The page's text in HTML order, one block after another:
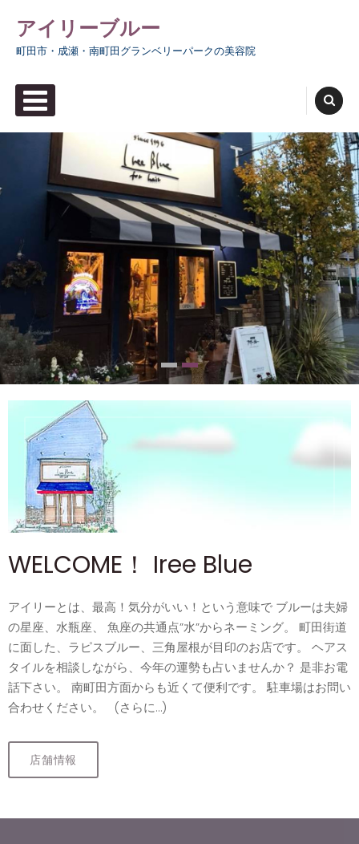
content
アイリーブルー
町田市・成瀬・南町田グランベリーパークの美容院
WELCOME！ Iree Blue
アイリーとは、最高！気分がいい！という意味で ブルーは夫婦
の星座、水瓶座、 魚座の共通点”水”からネーミング。 町田街道
に面した、ラピスブルー、三角屋根が目印のお店です。 ヘアス
タイルを相談しながら、今年の運勢も占いませんか？ 是非お電
話下さい。 南町田方面からも近くて便利です。 駐車場はお問い
合わせください。 (さらに…)
店舗情報